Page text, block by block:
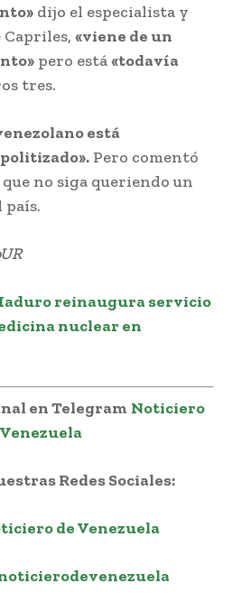
dijo el especialista y
Capriles, «viene de un
pero está«todavía
tres.
está
Pero comentó
no siga queriendo un
país.
reinaugura servicio
nuclear en
en Telegram Noticiero
Redes Sociales:
de Venezuela